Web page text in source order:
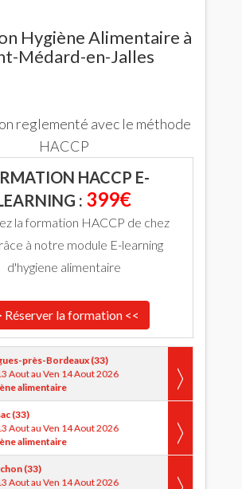
Hygiène Alimentaire à
Médard-en-Jalles
reglementé avec le méthode
HACCP
HACCP E-
: 399€
la formation HACCP de chez
à notre module E-learning
d'hygiene alimentaire
Réserver la formation <<
près-Bordeaux (33)
Aout au Ven 14 Aout 2026
alimentaire
(33)
Aout au Ven 14 Aout 2026
alimentaire
(33)
Aout au Ven 14 Aout 2026